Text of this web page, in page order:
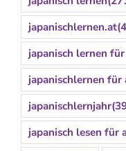
japanischlernen.at
japanisch lernen
japanischlernen für
japanischlernjahr
japanisch lesen für